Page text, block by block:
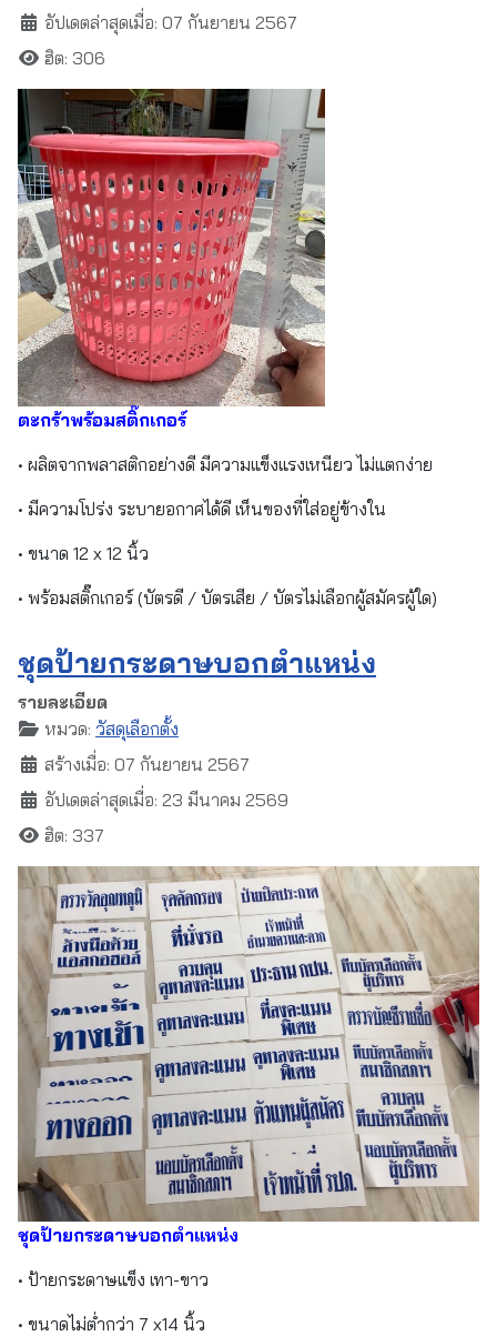
อัปเดตล่าสุดเมื่อ: 07 กันยายน 2567
ฮิต: 306
ตะกร้าพร้อมสติ๊กเกอร์
• ผลิตจากพลาสติกอย่างดี มีความแข็งแรงเหนียว ไม่แตกง่าย
• มีความโปร่ง ระบายอกาศได้ดี เห็นของที่ใส่อยู่ข้างใน
• ขนาด 12 x 12 นิ้ว
• พร้อมสติ๊กเกอร์ (บัตรดี / บัตรเสีย / บัตรไม่เลือกผู้สมัครผู้ใด)
ชุดป้ายกระดาษบอกตำแหน่ง
รายละเอียด
หมวด: วัสดุเลือกตั้ง
สร้างเมื่อ: 07 กันยายน 2567
อัปเดตล่าสุดเมื่อ: 23 มีนาคม 2569
ฮิต: 337
ชุดป้ายกระดาษบอกตำแหน่ง
• ป้ายกระดาษแข็ง เทา-ขาว
• ขนาดไม่ต่ำกว่า 7 x14 นิ้ว